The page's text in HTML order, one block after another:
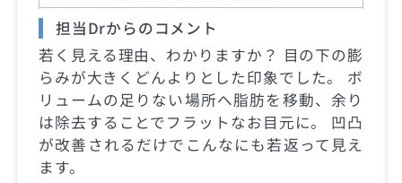
担当Drからのコメント
若く見える理由、わかりますか？ 目の下の膨
らみが大きくどんよりとした印象でした。 ボ
リュームの足りない場所へ脂肪を移動、余り
は除去することでフラットなお目元に。 凹凸
が改善されるだけでこんなにも若返って見え
ます。